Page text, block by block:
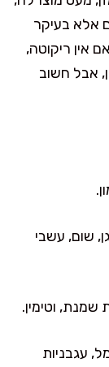
אלא בעיקר
אין ריקוטה,
אבל חשוב
שום, עשבי
עגבניות